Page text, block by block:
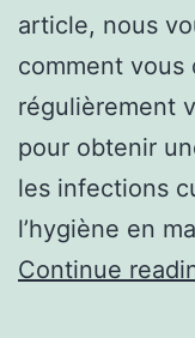
article, nous
comment
régulièrement
pour obtenir
les infections
l’hygiène en
Continue